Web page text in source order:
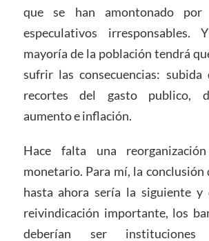
que se han amontonado por
especulativos irresponsables.
mayoría de la población tendrá
sufrir las consecuencias: subida
recortes del gasto publico,
aumento e inflación.
Hace falta una
monetario. Para mí, la conclusión
hasta ahora sería la siguiente y
reivindicación importante, los
deberían ser